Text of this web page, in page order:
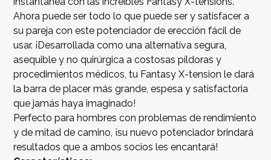
Ahora puede ser todo lo que puede ser y satisfacer a
su pareja con este potenciador de erección fácil de
usar. ¡Desarrollada como una alternativa segura,
asequible y no quirúrgica a costosas píldoras y
procedimientos médicos, tu Fantasy X-tension le dará
la barra de placer más grande, espesa y satisfactoria
que jamás haya imaginado!
Perfecto para hombres con problemas de rendimiento
y de mitad de camino, ¡su nuevo potenciador brindará
resultados que a ambos socios les encantará!